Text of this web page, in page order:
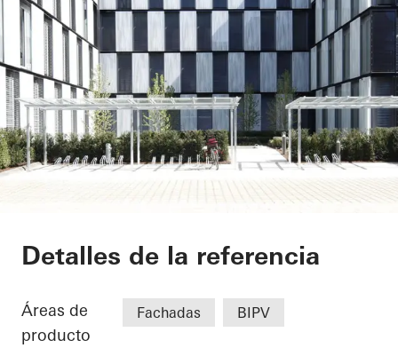
Bonneshof Office
Detalles de la referencia
Áreas de
producto
Fachadas BIPV